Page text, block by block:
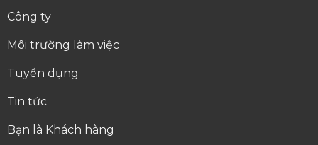
Công ty
Môi trường làm việc
Tuyển dụng
Tin tức
Bạn là Khách hàng